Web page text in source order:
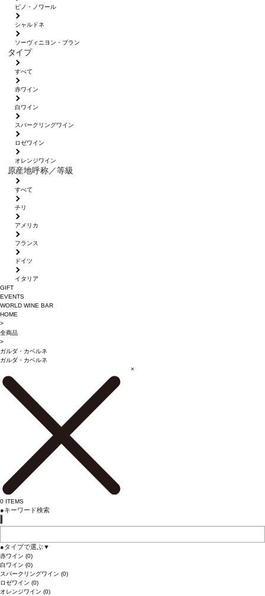
ピノ・ノワール
シャルドネ
ソーヴィニヨン・ブラン
タイプ
すべて
赤ワイン
白ワイン
スパークリングワイン
ロゼワイン
オレンジワイン
原産地呼称／等級
すべて
チリ
アメリカ
フランス
ドイツ
イタリア
GIFT
EVENTS
WORLD WINE BAR
HOME
>
全商品
>
ガルダ・カベルネ
ガルダ・カベルネ
×
0 ITEMS
●キーワード検索
●タイプで選ぶ▼
赤ワイン (0)
白ワイン (0)
スパークリングワイン (0)
ロゼワイン (0)
オレンジワイン (0)